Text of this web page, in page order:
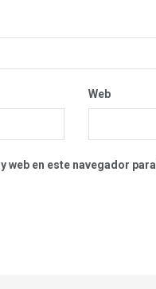
Web
en este navegador